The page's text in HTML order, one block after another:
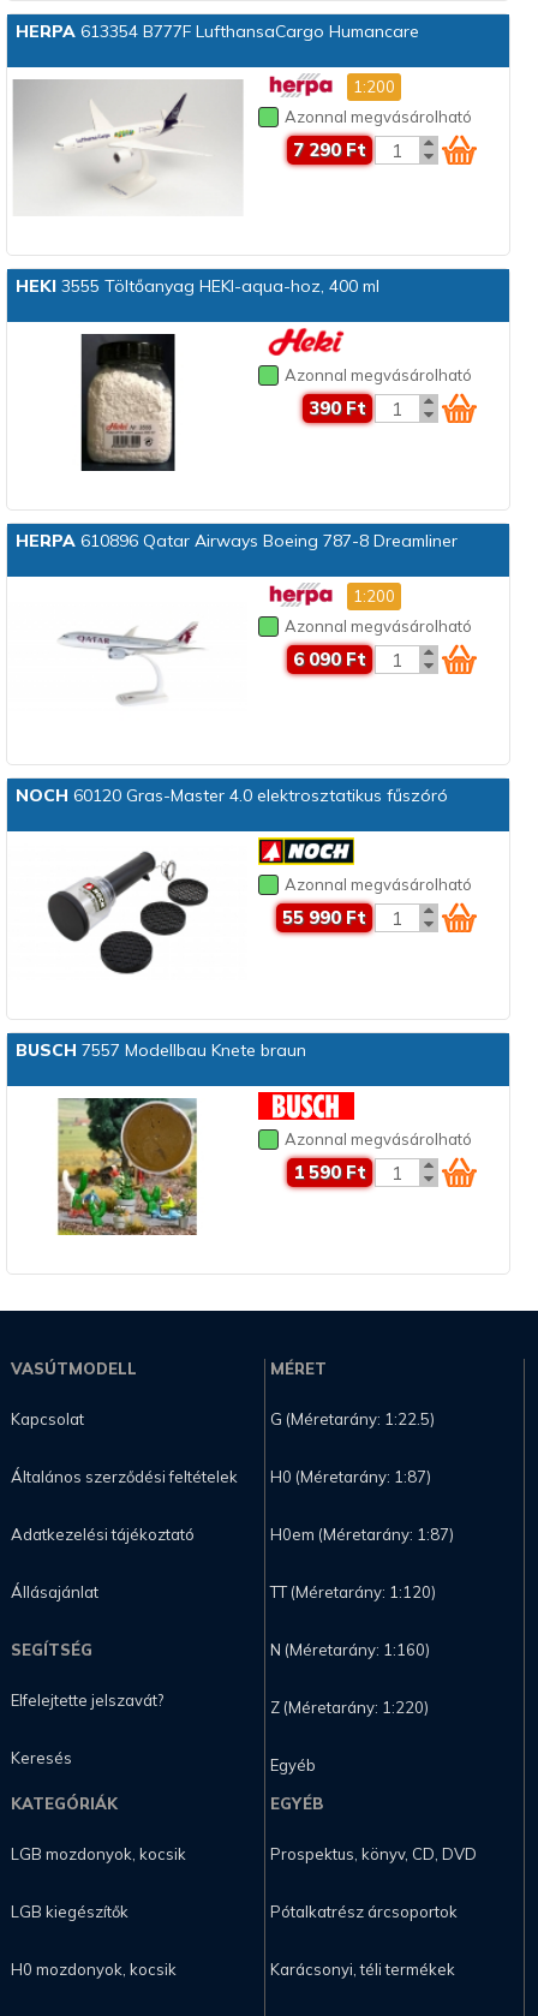
HERPA613354 B777F LufthansaCargo Humancare
1:200
Azonnal megvásárolható
7 290 Ft
HEKI3555 Töltőanyag HEKI-aqua-hoz, 400 ml
Azonnal megvásárolható
390 Ft
HERPA610896 Qatar Airways Boeing 787-8 Dreamliner
1:200
Azonnal megvásárolható
6 090 Ft
NOCH 60120 Gras-Master 4.0 elektrosztatikus fűszóró
Azonnal megvásárolható
55 990 Ft
BUSCH 7557 Modellbau Knete braun
Azonnal megvásárolható
1 590 Ft
VASÚTMODELL
Kapcsolat
Általános szerződési feltételek
Adatkezelési tájékoztató
Állásajánlat
SEGÍTSÉG
Elfelejtette jelszavát?
Keresés
MÉRET
G (Méretarány: 1:22.5)
H0 (Méretarány: 1:87)
H0em (Méretarány: 1:87)
TT (Méretarány: 1:120)
N (Méretarány: 1:160)
Z (Méretarány: 1:220)
Egyéb
KATEGÓRIÁK
LGB mozdonyok, kocsik
LGB kiegészítők
H0 mozdonyok, kocsik
EGYÉB
Prospektus, könyv, CD, DVD
Pótalkatrész árcsoportok
Karácsonyi, téli termékek